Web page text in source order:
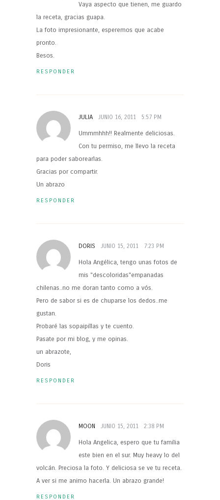
Vaya aspecto que tienen, me guardo
la receta, gracias guapa.
La foto impresionante, esperemos que acabe
pronto.
Besos.
RESPONDER
JULIA JUNIO 16, 2011 5:57 PM
Ummmhhh!! Realmente deliciosas.
Con tu permiso, me llevo la receta
para poder saborearlas.
Gracias por compartir.
Un abrazo
RESPONDER
DORIS JUNIO 15, 2011 7:23 PM
Hola Angélica, tengo unas fotos de
mis "descoloridas"empanadas
chilenas..no me doran tanto como a vós.
Pero de sabor si es de chuparse los dedos..me
gustan.
Probaré las sopaipillas y te cuento.
Pasate por mi blog, y me opinas.
un abrazote,
Doris
RESPONDER
MOON JUNIO 15, 2011 2:38 PM
Hola Angelica, espero que tu familia
este bien en el sur. Muy heavy lo del
volcán. Preciosa la foto. Y deliciosa se ve tu receta.
A ver si me animo hacerla. Un abrazo grande!
RESPONDER